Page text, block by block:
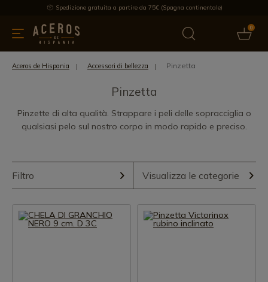
Spedizione gratuita a partire da 75€ (Spagna continentale)
0
cucina Offre Ultime notizie Venduti Marche
Aceros de Hispania Accessori di bellezza Pinzetta
Pinzetta
Pinzette di alta qualità. Strappare i peli delle sopracciglia o
qualsiasi pelo sul nostro corpo in modo rapido e preciso.
Filtro Visualizza le categorie